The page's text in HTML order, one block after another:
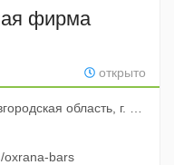
фирма
открыто
ул. Мерецкова-Волосова, д. 13
oxrana-bars